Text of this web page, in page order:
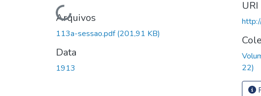
Carregando...
Arquivos
113a-sessao.pdf(201,91 KB)
Data
1913
URI
22)